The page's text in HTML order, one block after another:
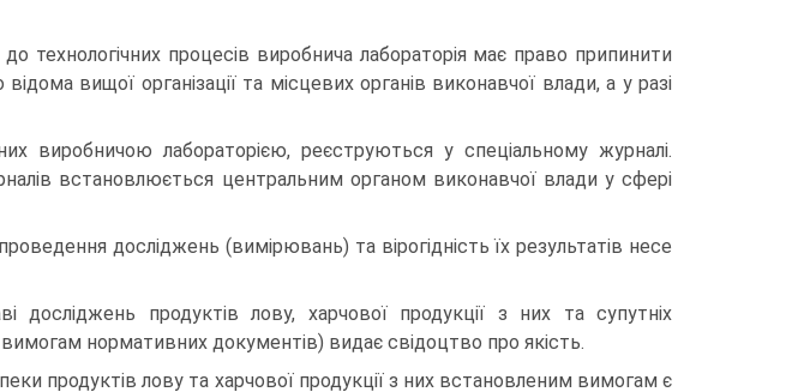
технологічних процесів виробнича лабораторія має право припинити
вищої організації та місцевих органів виконавчої влади, а у разі
виробничою лабораторією, реєструються у спеціальному журналі.
встановлюється центральним органом виконавчої влади у сфері
досліджень (вимірювань) та вірогідність їх результатів несе
досліджень продуктів лову, харчової продукції з них та супутніх
вимогам нормативних документів) видає свідоцтво про якість.
продуктів лову та харчової продукції з них встановленим вимогам є